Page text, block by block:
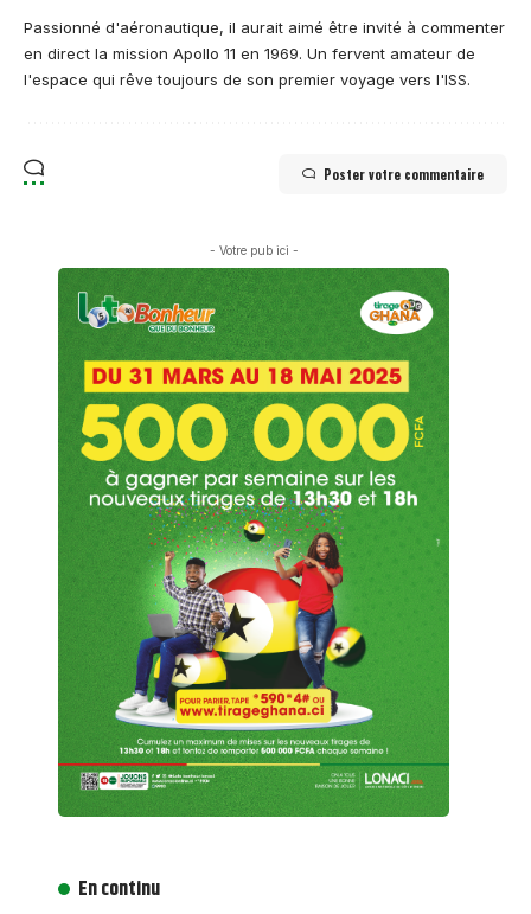
Passionné d'aéronautique, il aurait aimé être invité à commenter
en direct la mission Apollo 11 en 1969. Un fervent amateur de
l'espace qui rêve toujours de son premier voyage vers l'ISS.
Poster votre commentaire
- Votre pub ici -
En continu